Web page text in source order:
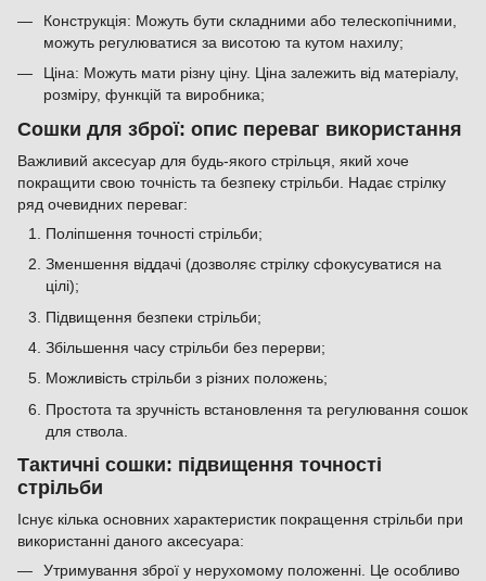
Конструкція: Можуть бути складними або телескопічними,
можуть регулюватися за висотою та кутом нахилу;
Ціна: Можуть мати різну ціну. Ціна залежить від матеріалу,
розміру, функцій та виробника;
Сошки для зброї: опис переваг використання
Важливий аксесуар для будь-якого стрільця, який хоче
покращити свою точність та безпеку стрільби. Надає стрілку
ряд очевидних переваг:
Поліпшення точності стрільби;
Зменшення віддачі (дозволяє стрілку сфокусуватися на
цілі);
Підвищення безпеки стрільби;
Збільшення часу стрільби без перерви;
Можливість стрільби з різних положень;
Простота та зручність встановлення та регулювання сошок
для ствола.
Тактичні сошки: підвищення точності
стрільби
Існує кілька основних характеристик покращення стрільби при
використанні даного аксесуара:
Утримування зброї у нерухомому положенні. Це особливо